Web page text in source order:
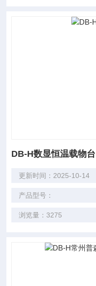
DB-H数显恒温载物台
更新时间：2025-10-14
产品型号：
浏览量：3275